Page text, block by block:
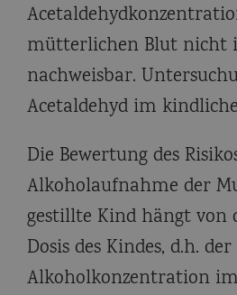
mütterlichen Blut nicht
nachweisbar.
Acetaldehyd im
Die Bewertung des
Alkoholaufnahme der
gestillte Kind hängt von
Dosis des Kindes, d.h. der
Alkoholkonzentration